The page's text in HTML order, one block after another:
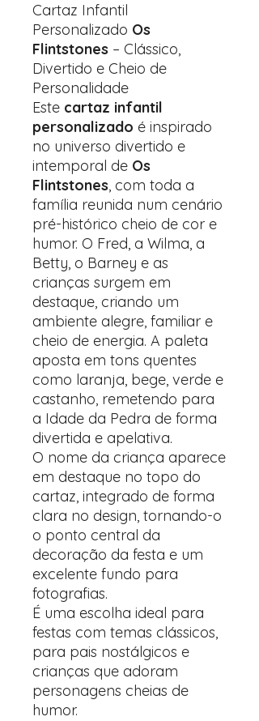
Cartaz Infantil
Personalizado Os
Flintstones – Clássico,
Divertido e Cheio de
Personalidade
Este cartaz infantil
personalizado é inspirado
no universo divertido e
intemporal de Os
Flintstones, com toda a
família reunida num cenário
pré-histórico cheio de cor e
humor. O Fred, a Wilma, a
Betty, o Barney e as
crianças surgem em
destaque, criando um
ambiente alegre, familiar e
cheio de energia. A paleta
aposta em tons quentes
como laranja, bege, verde e
castanho, remetendo para
a Idade da Pedra de forma
divertida e apelativa.
O nome da criança aparece
em destaque no topo do
cartaz, integrado de forma
clara no design, tornando-o
o ponto central da
decoração da festa e um
excelente fundo para
fotografias.
É uma escolha ideal para
festas com temas clássicos,
para pais nostálgicos e
crianças que adoram
personagens cheias de
humor.